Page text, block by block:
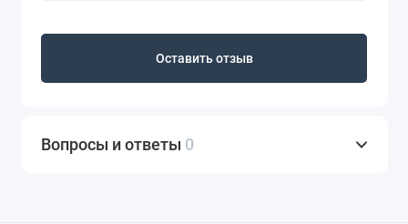
Оставить отзыв
Вопросы и ответы 0